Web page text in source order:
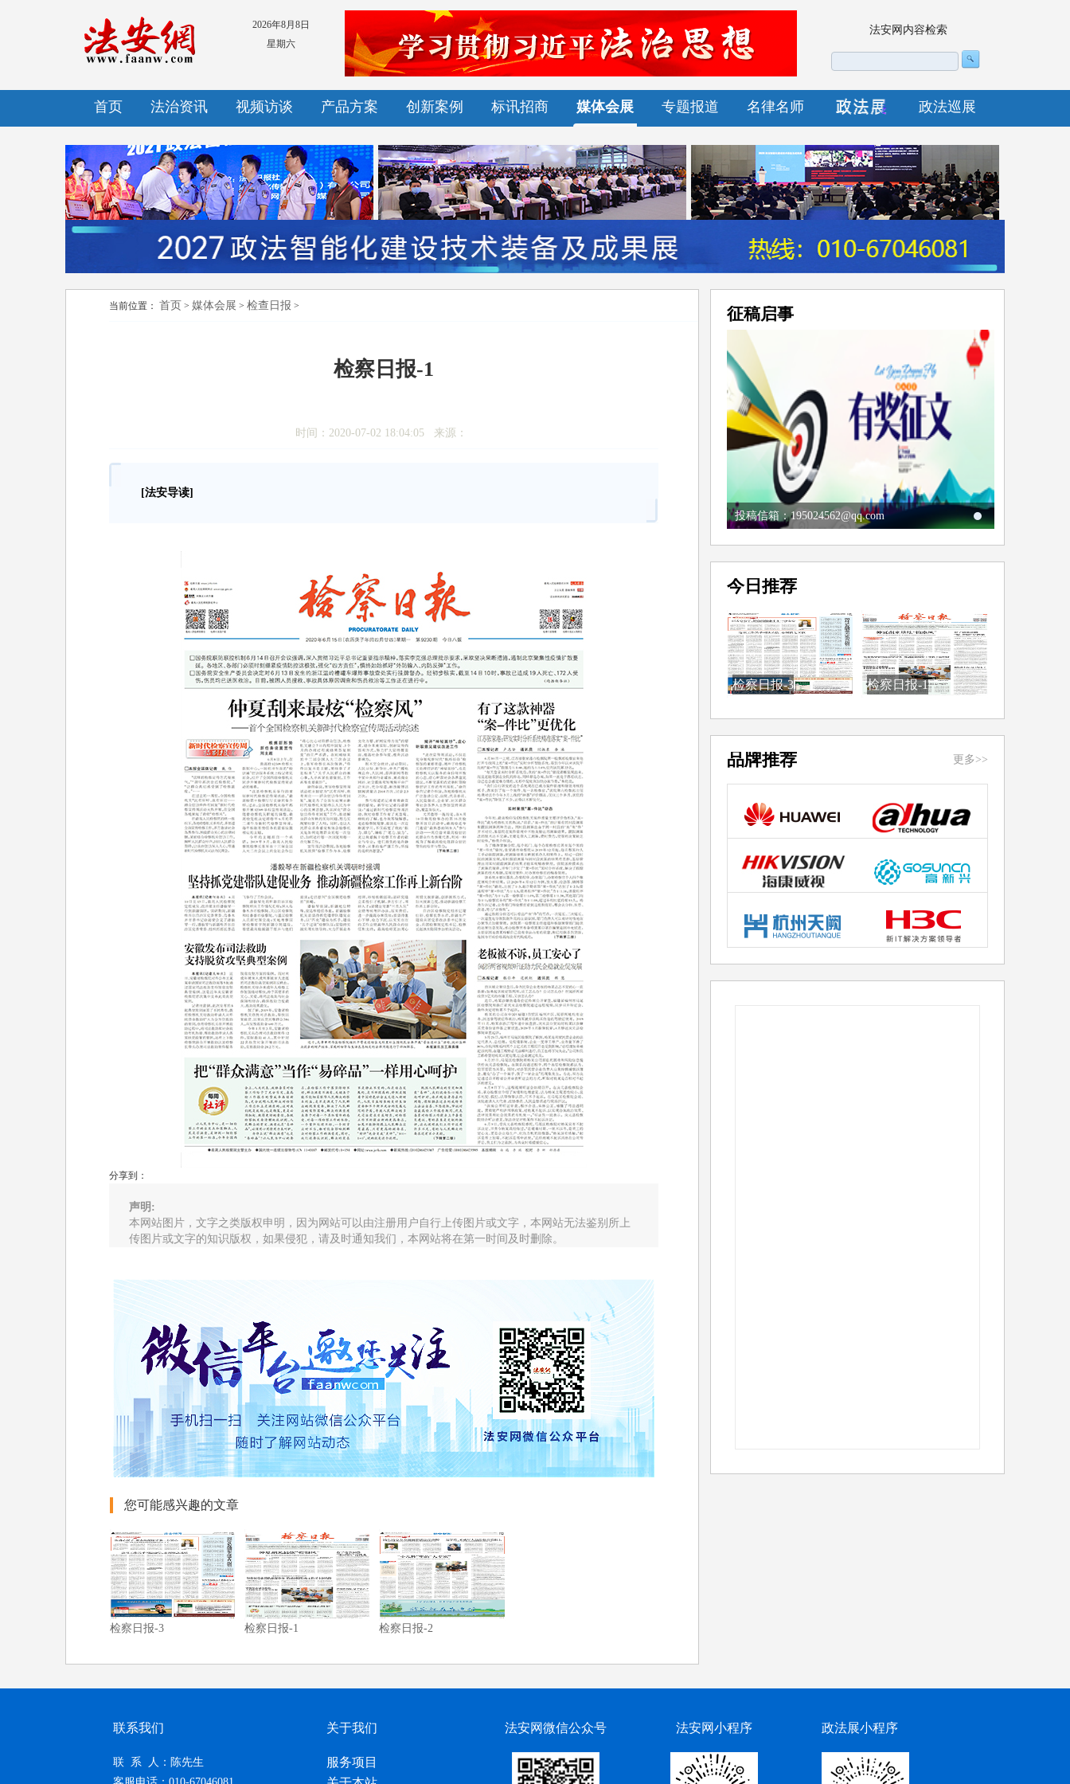
2026年8月8日
星期六
法安网内容检索
首页 法治资讯 视频访谈 产品方案 创新案例 标讯招商 媒体会展 专题报道 名律名师 政法巡展
当前位置： 首页 > 媒体会展 > 检查日报 >
检察日报-1
时间：2020-07-02 18:04:05 来源：
[法安导读]
分享到：
声明:
本网站图片，文字之类版权申明，因为网站可以由注册用户自行上传图片或文字，本网站无法鉴别所上
传图片或文字的知识版权，如果侵犯，请及时通知我们，本网站将在第一时间及时删除。
您可能感兴趣的文章
检察日报-3 检察日报-1 检察日报-2
征稿启事
投稿信箱：195024562@qq.com
今日推荐
检察日报-3 检察日报-1
品牌推荐 更多>>
联系我们
联 系 人：陈先生
关于我们
服务项目
法安网微信公众号 法安网小程序 政法展小程序